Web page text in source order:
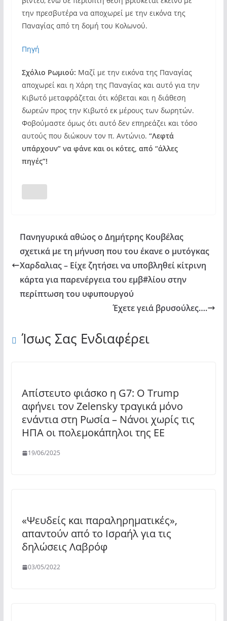
την πρεσβυτέρα να αποχωρεί με την εικόνα της
Παναγίας από τη δομή του Κολωνού.
Πηγή
Σχόλιο Ρωμιού: Μαζί με την εικόνα της Παναγίας
αποχωρεί και η Χάρη της Παναγίας και αυτό για την
Κιβωτό μεταφράζεται ότι κόβεται και η διάθεση
δωρεών προς την Κιβωτό εκ μέρους των δωρητών.
Φοβούμαστε όμως ότι αυτό δεν επηρεάζει και τόσο
αυτούς που διώκουν τον π. Αντώνιο. “Λεφτά
υπάρχουν” να φάνε και οι κότες, από “άλλες
πηγές”!
Πανηγυρικά αθώος ο Δημήτρης Κουβέλας
σχετικά με τη μήνυση που του έκανε ο μυτόγκας
Χαρδαλιας – Είχε ζητήσει να υποβληθεί κίτρινη
κάρτα για παρενέργεια του εμβ#λίου στην
περίπτωση του υφυπουργού
Έχετε γειά βρυσούλες….
Ίσως Σας Ενδιαφέρει
Απίστευτο φιάσκο η G7: Ο Trump
αφήνει τον Zelensky τραγικά μόνο
ενάντια στη Ρωσία – Νάνοι χωρίς τις
ΗΠΑ οι πολεμοκάπηλοι της ΕΕ
19/06/2025
«Ψευδείς και παραληρηματικές»,
απαντούν από το Ισραήλ για τις
δηλώσεις Λαβρόφ
03/05/2022